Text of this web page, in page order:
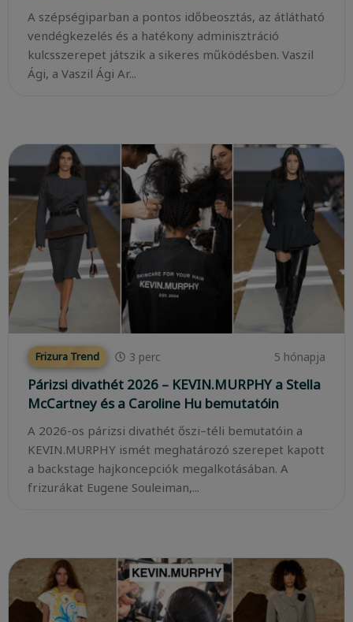
A szépségiparban a pontos időbeosztás, az átlátható
vendégkezelés és a hatékony adminisztráció
kulcsszerepet játszik a sikeres működésben. Vaszil
Ági, a Vaszil Ági Ar...
Frizura Trend 3 perc 5 hónapja
Párizsi divathét 2026 – KEVIN.MURPHY a Stella
McCartney és a Caroline Hu bemutatóin
A 2026-os párizsi divathét őszi–téli bemutatóin a
KEVIN.MURPHY ismét meghatározó szerepet kapott
a backstage hajkoncepciók megalkotásában. A
frizurákat Eugene Souleiman,...